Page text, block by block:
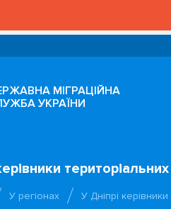
МІГРАЦІЙНА
УКРАЇНИ
У регіонах У Дніпрі